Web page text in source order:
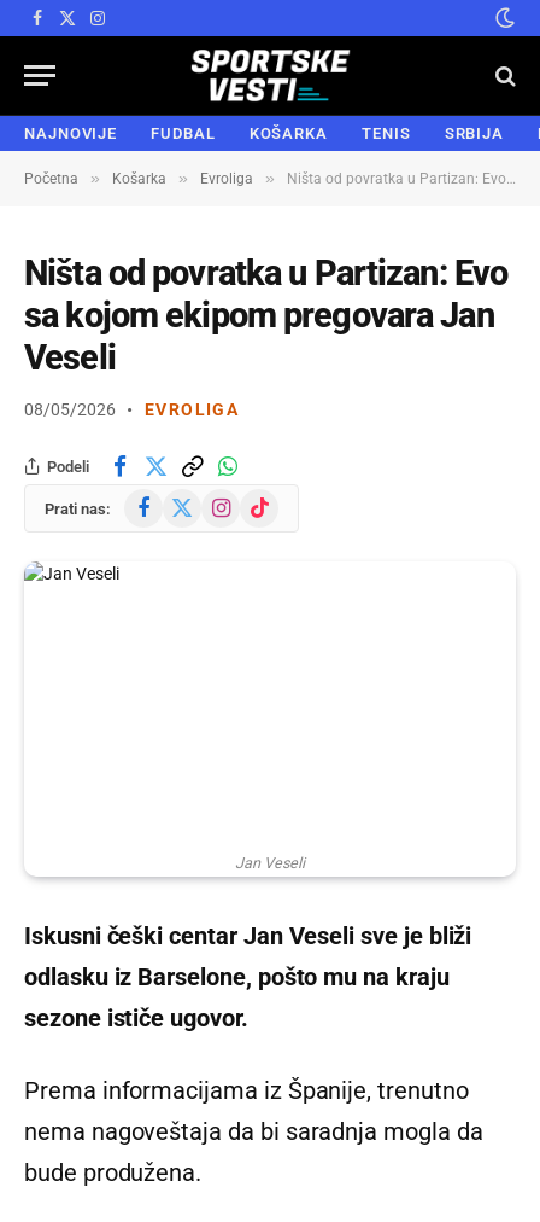
Facebook
X
Instagram
NAJNOVIJE FUDBAL KOŠARKA TENIS SRBIJA
Početna » Košarka » Evroliga » Ništa od povratka u Partizan: Evo sa kojom ekipom pregovara Jan Veseli
Ništa od povratka u Partizan: Evo
sa kojom ekipom pregovara Jan
Veseli
08/05/2026 EVROLIGA
Podeli
Prati nas: Facebook Instagram
TikTok
Jan Veseli
Iskusni češki centar Jan Veseli sve je bliži
odlasku iz Barselone, pošto mu na kraju
sezone ističe ugovor.
Prema informacijama iz Španije, trenutno
nema nagoveštaja da bi saradnja mogla da
bude produžena.